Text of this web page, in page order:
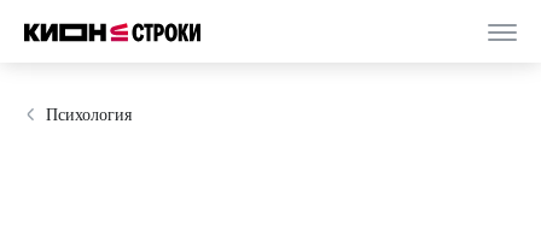
Психология